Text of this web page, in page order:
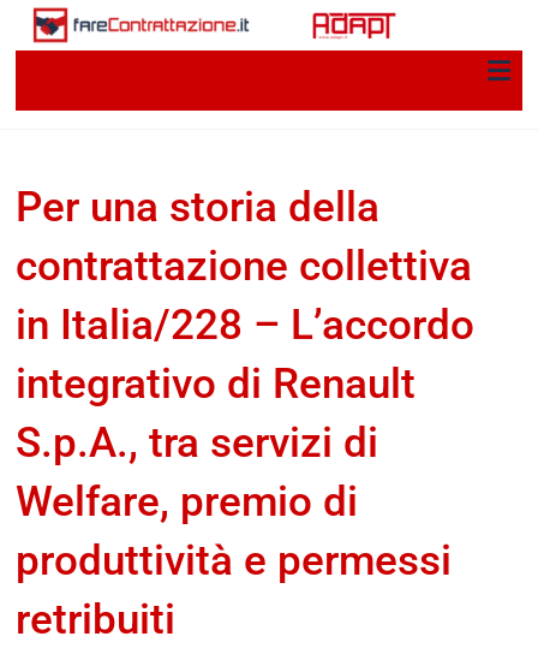
Per una storia della
contrattazione collettiva
in Italia/228 – L’accordo
integrativo di Renault
S.p.A., tra servizi di
Welfare, premio di
produttività e permessi
retribuiti